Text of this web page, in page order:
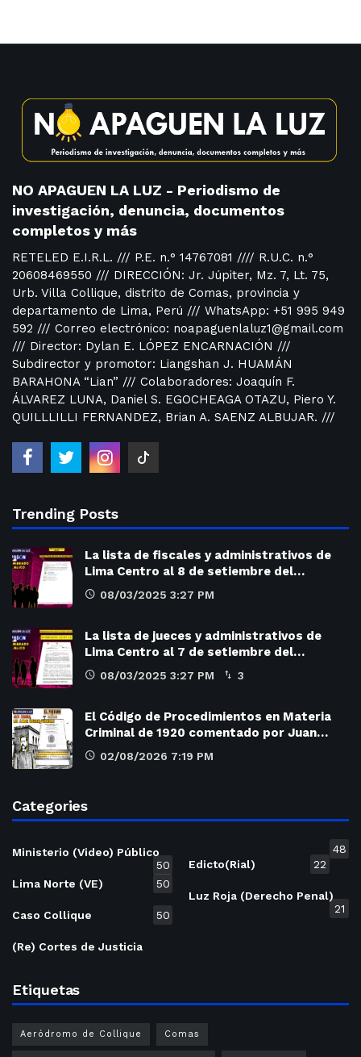
NO APAGUEN LA LUZ - Periodismo de
investigación, denuncia, documentos
completos y más
RETELED E.I.R.L. /// P.E. n.° 14767081 //// R.U.C. n.°
20608469550 /// DIRECCIÓN: Jr. Júpiter, Mz. 7, Lt. 75,
Urb. Villa Collique, distrito de Comas, provincia y
departamento de Lima, Perú /// WhatsApp: +51 995 949
592 /// Correo electrónico: noapaguenlaluz1@gmail.com
/// Director: Dylan E. LÓPEZ ENCARNACIÓN ///
Subdirector y promotor: Liangshan J. HUAMÁN
BARAHONA “Lian” /// Colaboradores: Joaquín F.
ÁLVAREZ LUNA, Daniel S. EGOCHEAGA OTAZU, Piero Y.
QUILLLILLI FERNANDEZ, Brian A. SAENZ ALBUJAR. ///
Trending Posts
La lista de fiscales y administrativos de
Lima Centro al 8 de setiembre del…
08/03/2025 3:27 PM
La lista de jueces y administrativos de
Lima Centro al 7 de setiembre del…
08/03/2025 3:27 PM 3
El Código de Procedimientos en Materia
Criminal de 1920 comentado por Juan…
02/08/2026 7:19 PM
Categories
Ministerio (Video) Público
50
Lima Norte (VE)
50
Caso Collique 50
(Re) Cortes de Justicia
48
Edicto(Rial)
22
Luz Roja (Derecho Penal)
21
Etiquetas
Aeródromo de Collique Comas